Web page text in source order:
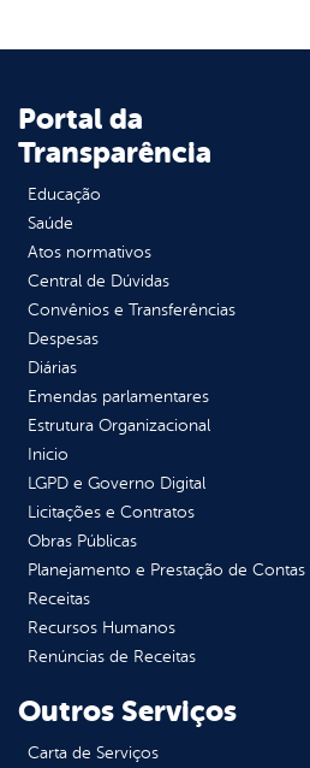
Portal da
Transparência
Educação
Saúde
Atos normativos
Central de Dúvidas
Convênios e Transferências
Despesas
Diárias
Emendas parlamentares
Estrutura Organizacional
Inicio
LGPD e Governo Digital
Licitações e Contratos
Obras Públicas
Planejamento e Prestação de Contas
Receitas
Recursos Humanos
Renúncias de Receitas
Outros Serviços
Carta de Serviços